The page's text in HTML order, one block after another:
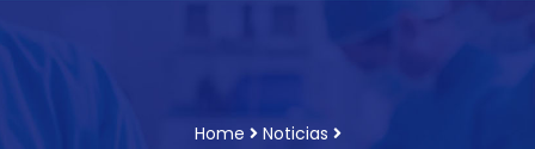
Home
Noticias